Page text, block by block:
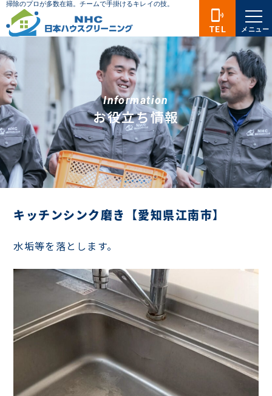
Information
お役立ち情報
キッチンシンク磨き【愛知県江南市】
水垢等を落とします。
phonelink_ring
TEL メニュー